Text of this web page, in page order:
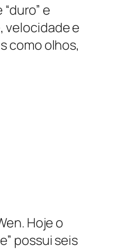
e
velocidade e
como olhos,
Hoje o
possui seis